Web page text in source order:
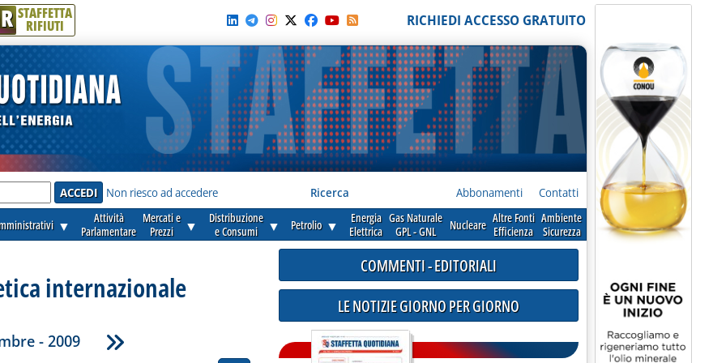
R STAFFETTA
RIFIUTI RICHIEDI ACCESSO GRATUITO
Non riesco ad accedere Ricerca Abbonamenti Contatti
▼
Attività
Parlamentare
Mercati e
Prezzi
▼
Distribuzione
e Consumi
▼ Petrolio ▼
Energia
Elettrica
Gas Naturale
GPL - GNL
Nucleare Altre Fonti
Efficienza
Ambiente
Sicurezza
internazionale
- 2009
COMMENTI - EDITORIALI
LE NOTIZIE GIORNO PER GIORNO